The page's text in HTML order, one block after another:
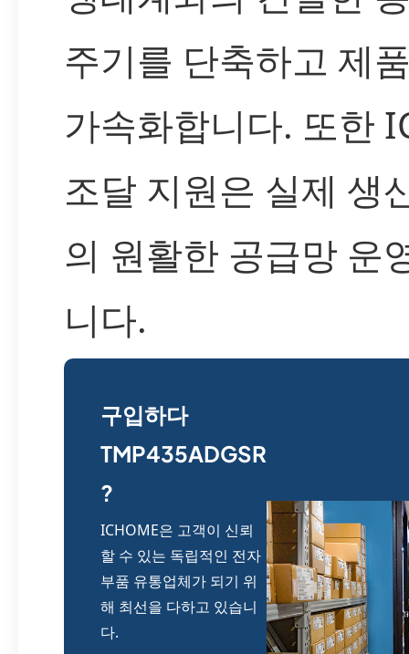
주기를 단축하고 제
가속화합니다. 또한
조달 지원은 실제 생
의 원활한 공급망 운
니다.
구입하다
TMP435ADGSR
?
ICHOME은 고객이 신뢰
할 수 있는 독립적인 전자
부품 유통업체가 되기 위
해 최선을 다하고 있습니
다.